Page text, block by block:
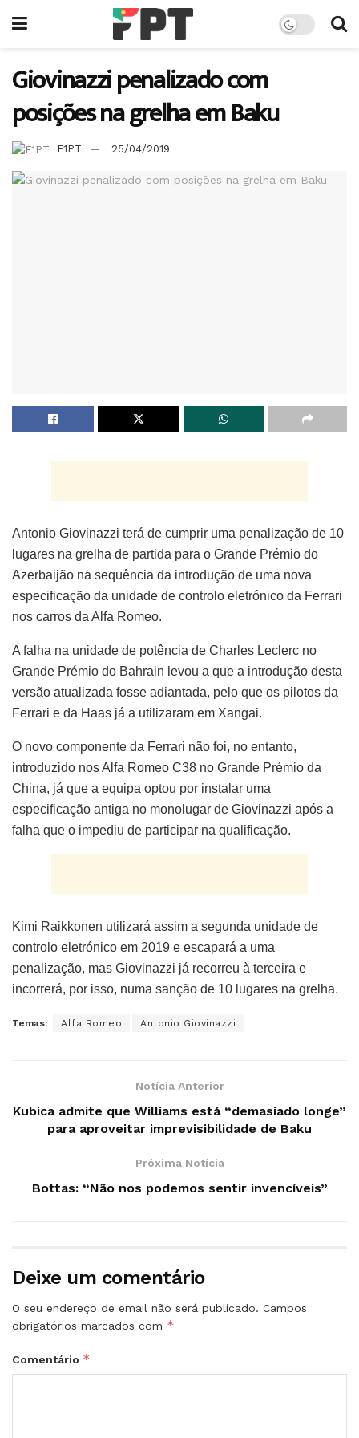
Giovinazzi penalizado com
posições na grelha em Baku
F1PT 25/04/2019
Antonio Giovinazzi terá de cumprir uma penalização de 10
lugares na grelha de partida para o Grande Prémio do
Azerbaijão na sequência da introdução de uma nova
especificação da unidade de controlo eletrónico da Ferrari
nos carros da Alfa Romeo.
A falha na unidade de potência de Charles Leclerc no
Grande Prémio do Bahrain levou a que a introdução desta
versão atualizada fosse adiantada, pelo que os pilotos da
Ferrari e da Haas já a utilizaram em Xangai.
O novo componente da Ferrari não foi, no entanto,
introduzido nos Alfa Romeo C38 no Grande Prémio da
China, já que a equipa optou por instalar uma
especificação antiga no monolugar de Giovinazzi após a
falha que o impediu de participar na qualificação.
Kimi Raikkonen utilizará assim a segunda unidade de
controlo eletrónico em 2019 e escapará a uma
penalização, mas Giovinazzi já recorreu à terceira e
incorrerá, por isso, numa sanção de 10 lugares na grelha.
Temas: Alfa Romeo Antonio Giovinazzi
Notícia Anterior
Kubica admite que Williams está “demasiado longe”
para aproveitar imprevisibilidade de Baku
Próxima Notícia
Bottas: “Não nos podemos sentir invencíveis”
Deixe um comentário
O seu endereço de email não será publicado. Campos
obrigatórios marcados com *
Comentário *